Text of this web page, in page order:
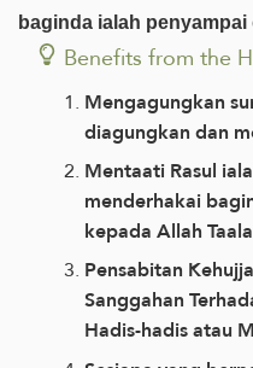
baginda ialah
Benefits from the
Mengagungkan
diagungkan dan
Mentaati Rasul
menderhakai
kepada Allah
Pensabitan
Sanggahan
Hadis-hadis atau